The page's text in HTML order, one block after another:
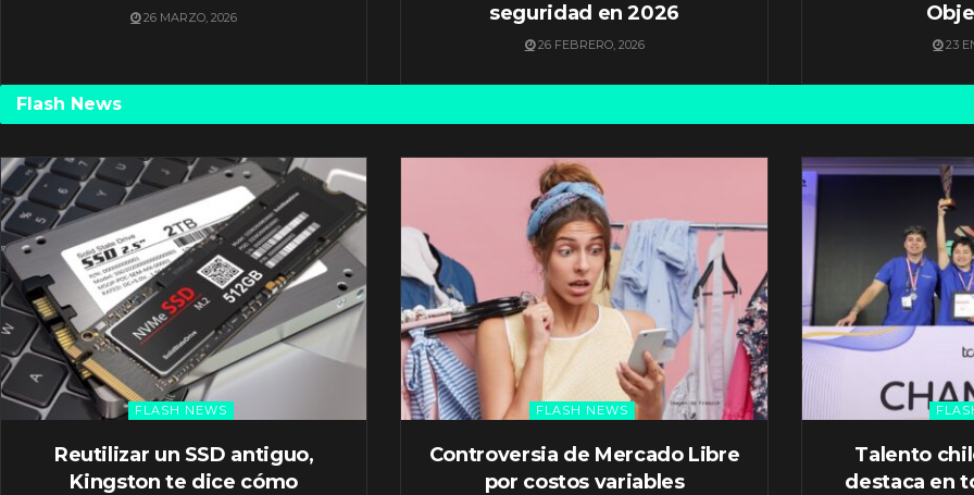
26 MARZO, 2026
seguridad en 2026
26 FEBRERO, 2026 23
Flash News
FLASH NEWS
Reutilizar un SSD antiguo,
Kingston te dice cómo
FLASH NEWS
Controversia de Mercado Libre
por costos variables
Talento
destaca en